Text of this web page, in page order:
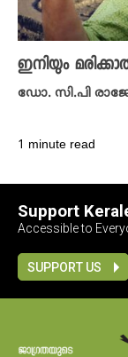
ഇനിയും
ഡോ. സി.പി
1 minute read
Support
Accessible to
SUPPORT US